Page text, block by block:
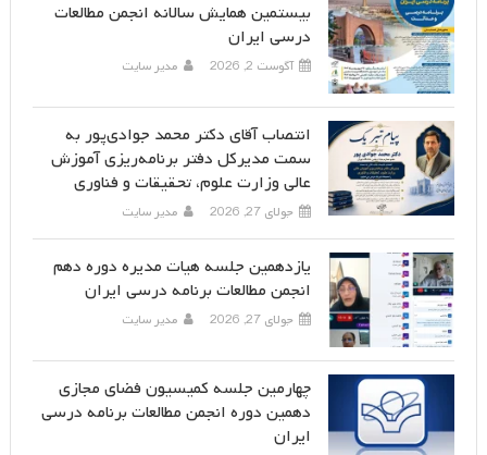
بیستمین همایش سالانه انجمن مطالعات
درسی ایران
آگوست 2, 2026 مدیر سایت
انتصاب آقای دکتر محمد جوادی‌پور به
سمت مدیرکل دفتر برنامه‌ریزی آموزش
عالی وزارت علوم، تحقیقات و فناوری
جولای 27, 2026 مدیر سایت
یازدهمین جلسه هیات مدیره دوره دهم
انجمن مطالعات برنامه درسی ایران
جولای 27, 2026 مدیر سایت
چهارمین جلسه کمیسیون فضای مجازی
دهمین دوره انجمن مطالعات برنامه درسی
ایران